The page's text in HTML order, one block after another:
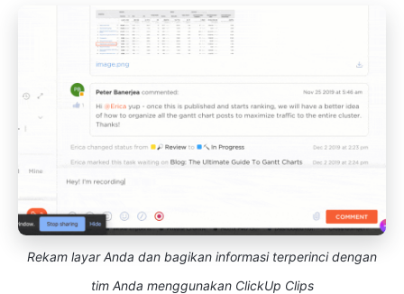
Rekam layar Anda dan bagikan informasi terperinci dengan
tim Anda menggunakan ClickUp Clips